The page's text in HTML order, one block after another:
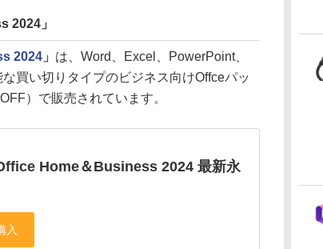
2024」
2024」 は、Word、Excel、PowerPoint、
買い切りタイプのビジネス向けOffceパッ
）で販売されています。
Home＆Business 2024 最新永